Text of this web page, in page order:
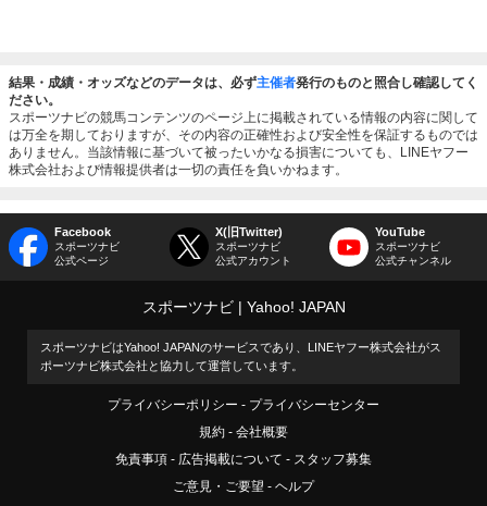
結果・成績・オッズなどのデータは、必ず主催者発行のものと照合し確認してく
ださい。
スポーツナビの競馬コンテンツのページ上に掲載されている情報の内容に関して
は万全を期しておりますが、その内容の正確性および安全性を保証するものでは
ありません。当該情報に基づいて被ったいかなる損害についても、LINEヤフー
株式会社および情報提供者は一切の責任を負いかねます。
Facebook
スポーツナビ
公式ページ
X(旧Twitter)
スポーツナビ
公式アカウント
YouTube
スポーツナビ
公式チャンネル
スポーツナビ Yahoo! JAPAN
スポーツナビはYahoo! JAPANのサービスであり、LINEヤフー株式会社がス
ポーツナビ株式会社と協力して運営しています。
プライバシーポリシー
プライバシーセンター
規約
会社概要
免責事項
広告掲載について
スタッフ募集
ご意見・ご要望
ヘルプ